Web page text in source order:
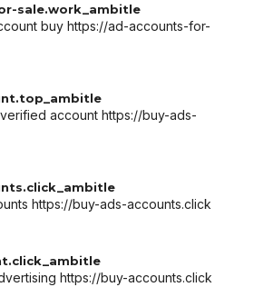
sale.work_ambitle
buy https://ad-accounts-for-
account https://buy-ads-
https://buy-ads-accounts.click
https://buy-accounts.click